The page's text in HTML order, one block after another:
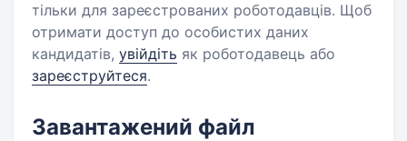
тільки для зареєстрованих роботодавців. Щоб
отримати доступ до особистих даних
кандидатів, увійдіть як роботодавець або
зареєструйтеся.
Завантажений файл